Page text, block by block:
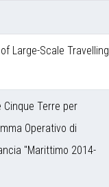
Large-Scale Travelling
Cinque Terre per
Operativo di
"Marittimo 2014-